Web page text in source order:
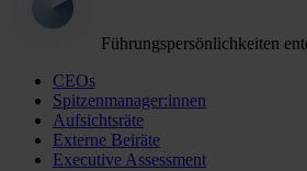
Führungspersönlichkeiten
CEOs
Spitzenmanager:innen
Aufsichtsräte
Externe Beiräte
Executive Assessment